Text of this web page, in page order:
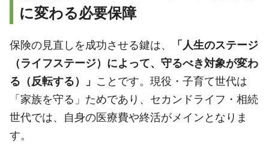
に変わる必要保障
保険の見直しを成功させる鍵は、
「人生のステージ
（ライフステージ）によって、守るべき対象が変わ
る（反転する）」 ことです。現役・子育て世代は
「家族を守る」ためであり、セカンドライフ・相続
世代では、自身の医療費や終活がメインとなりま
す。